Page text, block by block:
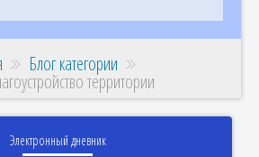
Блог категории
территории
Электронный дневник